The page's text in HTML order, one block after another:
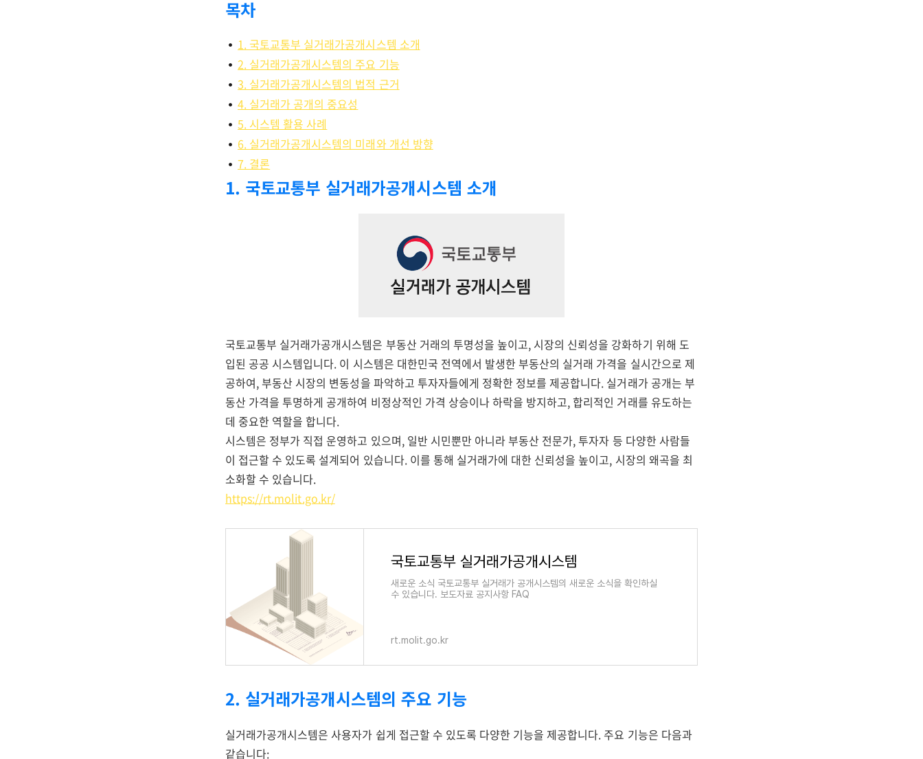
목차
1. 국토교통부 실거래가공개시스템 소개
2. 실거래가공개시스템의 주요 기능
3. 실거래가공개시스템의 법적 근거
4. 실거래가 공개의 중요성
5. 시스템 활용 사례
6. 실거래가공개시스템의 미래와 개선 방향
7. 결론
1. 국토교통부 실거래가공개시스템 소개
국토교통부 실거래가공개시스템은 부동산 거래의 투명성을 높이고, 시장의 신뢰성을 강화하기 위해 도
입된 공공 시스템입니다. 이 시스템은 대한민국 전역에서 발생한 부동산의 실거래 가격을 실시간으로 제
공하여, 부동산 시장의 변동성을 파악하고 투자자들에게 정확한 정보를 제공합니다. 실거래가 공개는 부
동산 가격을 투명하게 공개하여 비정상적인 가격 상승이나 하락을 방지하고, 합리적인 거래를 유도하는
데 중요한 역할을 합니다.
시스템은 정부가 직접 운영하고 있으며, 일반 시민뿐만 아니라 부동산 전문가, 투자자 등 다양한 사람들
이 접근할 수 있도록 설계되어 있습니다. 이를 통해 실거래가에 대한 신뢰성을 높이고, 시장의 왜곡을 최
소화할 수 있습니다.
https://rt.molit.go.kr/
국토교통부 실거래가공개시스템
새로운 소식 국토교통부 실거래가 공개시스템의 새로운 소식을 확인하실
수 있습니다. 보도자료 공지사항 FAQ
rt.molit.go.kr
2. 실거래가공개시스템의 주요 기능
실거래가공개시스템은 사용자가 쉽게 접근할 수 있도록 다양한 기능을 제공합니다. 주요 기능은 다음과
같습니다: